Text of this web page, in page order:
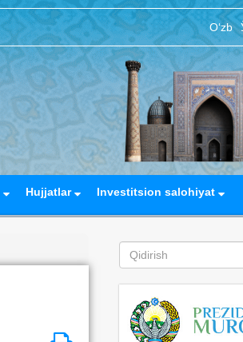
O‘zb
Hujjatlar Investitsion salohiyat